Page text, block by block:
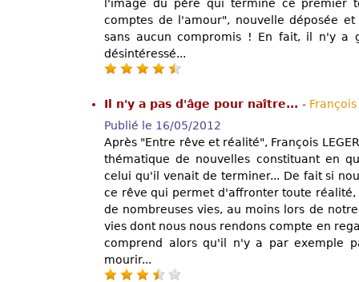
l'image du père qui termine ce premier
comptes de l'amour", nouvelle déposée
sans aucun compromis ! En fait, il n'y a
désintéressé...
Il n'y a pas d'âge pour naître... - François
Publié le 16/05/2012
Après "Entre rêve et réalité", François
thématique de nouvelles constituant en
celui qu'il venait de terminer... De fait si
ce rêve qui permet d'affronter toute réalité,
de nombreuses vies, au moins lors de
vies dont nous nous rendons compte en
comprend alors qu'il n'y a par exemple
mourir...